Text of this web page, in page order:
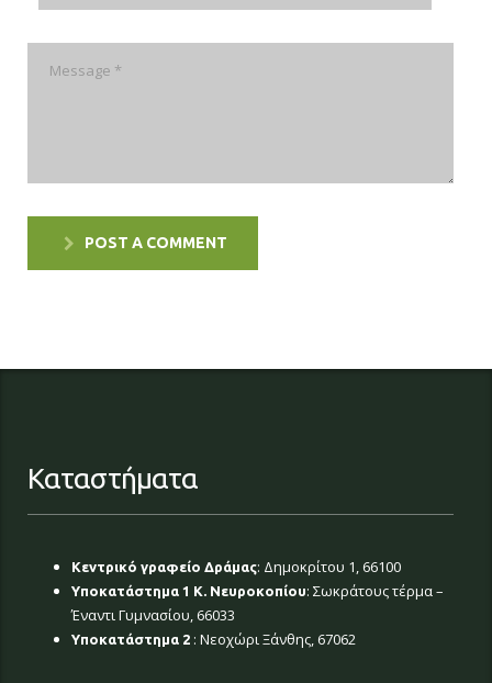
POST A COMMENT
Καταστήματα
Κεντρικό γραφείο Δράμας: Δημοκρίτου 1, 66100
Υποκατάστημα 1 Κ. Νευροκοπίου: Σωκράτους τέρμα –
Έναντι Γυμνασίου, 66033
Υποκατάστημα 2 : Νεοχώρι Ξάνθης, 67062